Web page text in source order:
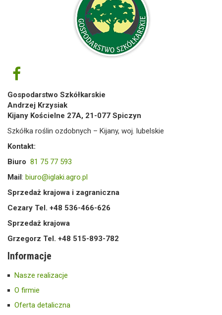
Gospodarstwo Szkółkarskie
Andrzej Krzysiak
Kijany Kościelne 27A, 21-077 Spiczyn
Szkółka roślin ozdobnych – Kijany, woj. lubelskie
Kontakt:
Biuro 81 75 77 593
Mail : biuro@iglaki.agro.pl
Sprzedaż krajowa i zagraniczna
Cezary Tel. +48 536-466-626
Sprzedaż krajowa
Grzegorz Tel. +48 515-893-782
Informacje
Nasze realizacje
O firmie
Oferta detaliczna